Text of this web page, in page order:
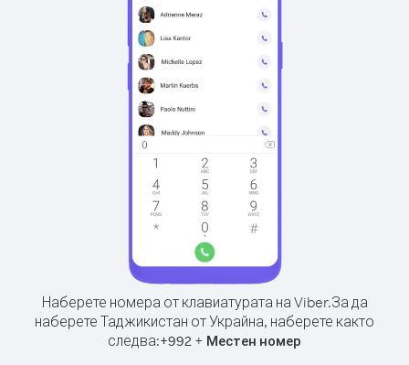
Наберете номера от клавиатурата на Viber.За да
наберете Таджикистан от Украйна, наберете както
следва:+992 + Местен номер